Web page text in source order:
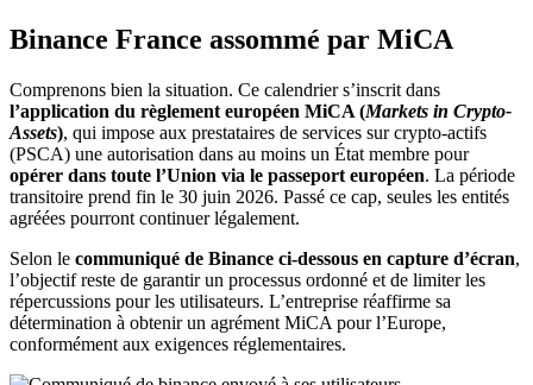
Binance France assommé par MiCA
Comprenons bien la situation. Ce calendrier s’inscrit dans
l’application du règlement européen MiCA (Markets in Crypto-
Assets), qui impose aux prestataires de services sur crypto-actifs
(PSCA) une autorisation dans au moins un État membre pour
opérer dans toute l’Union via le passeport européen. La période
transitoire prend fin le 30 juin 2026. Passé ce cap, seules les entités
agréées pourront continuer légalement.
Selon le communiqué de Binance ci-dessous en capture d’écran,
l’objectif reste de garantir un processus ordonné et de limiter les
répercussions pour les utilisateurs. L’entreprise réaffirme sa
détermination à obtenir un agrément MiCA pour l’Europe,
conformément aux exigences réglementaires.